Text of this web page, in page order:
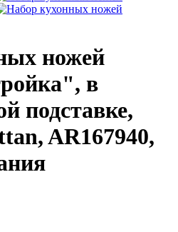
ножей
в
подставке,
AR167940,